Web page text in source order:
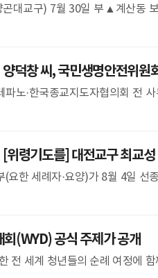
대교구) 7월 30일 부▲계산동
덕창 씨, 국민생명안전위원
파노·한국종교지도자협의회 전
국민생명안전위원회는 「생명안
령기도를] 대전교구 최교성
(요한 세례자·요양)가 8월 4일 선
구 주교좌 대흥동성당에서 교구
(WYD) 공식 주제가 공개
전 세계 청년들의 순례 여정에